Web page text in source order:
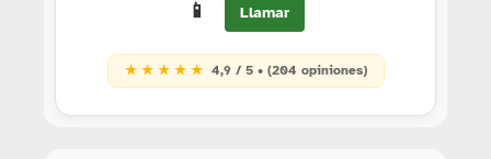
📱 Llamar
★ ★ ★ ★ ★ 4,9 / 5 • (204 opiniones)